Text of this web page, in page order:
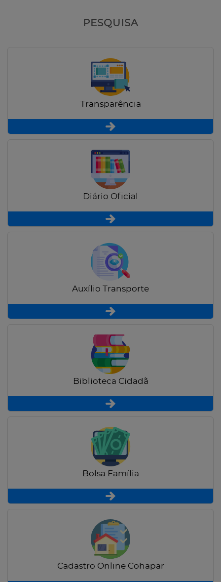
PESQUISA
Transparência
Diário Oficial
Auxílio Transporte
Biblioteca Cidadã
Bolsa Família
Cadastro Online Cohapar